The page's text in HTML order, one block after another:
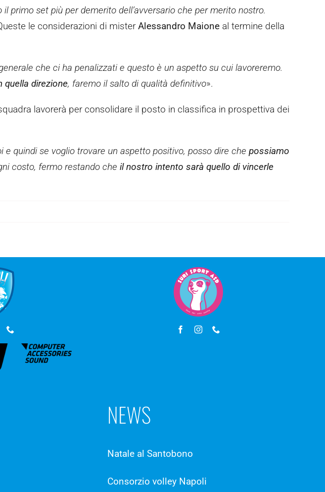
il primo set più per demerito dell’avversario che per merito nostro.
le considerazioni di mister Alessandro Maione al termine della
che ci ha penalizzati e questo è un aspetto su cui lavoreremo.
direzione, faremo il salto di qualità definitivo».
lavorerà per consolidare il posto in classifica in prospettiva dei
quindi se voglio trovare un aspetto positivo, posso dire che possiamo
costo, fermo restando che il nostro intento sarà quello di vincerle
NEWS
Natale al Santobono
Consorzio volley Napoli